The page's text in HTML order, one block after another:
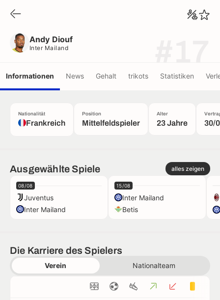
Andy Diouf
Inter Mailand
Informationen News Gehalt trikots Statistiken
Nationalität
Frankreich
Position
Mittelfeldspieler
Alter
23 Jahre 30/
Ausgewählte Spiele alles zeigen
08/08
Juventus
Inter Mailand
15/08
Inter Mailand
Betis
Die Karriere des Spielers
Verein Nationalteam